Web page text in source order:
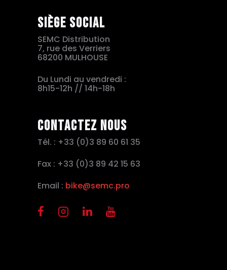
Siège social
SEMC Distribution
7, rue des Verriers
68200 MULHOUSE
Du Lundi au vendredi :
8h15-12h // 14h-18h
Contactez nous
Tél. : +33 (0)3 89 60 61 35
Fax : +33 (0)3 89 42 15 63
Email : bike@semc.pro